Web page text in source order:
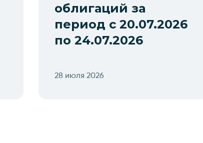
облигаций за
период с 20.07.2026
по 24.07.2026
28 июля 2026